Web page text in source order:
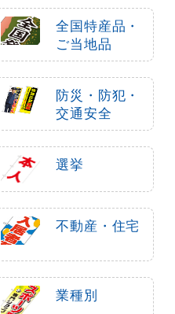
スマートのぼり旗 ソー
キそば (22011)
1,280
1,408円